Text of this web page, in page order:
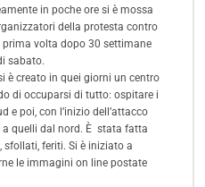
in poche ore si è mossa
della protesta contro
volta dopo 30 settimane
sabato.
è creato in quei giorni un centro
di occuparsi di tutto: ospitare i
e poi, con l’inizio dell’attacco
a quelli dal nord. È stata fatta
feriti. Si è iniziato a
le immagini on line postate